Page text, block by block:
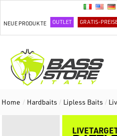
NEUE PRODUKTE OUTLET GRATIS-
Home / Hardbaits / Lipless Baits /